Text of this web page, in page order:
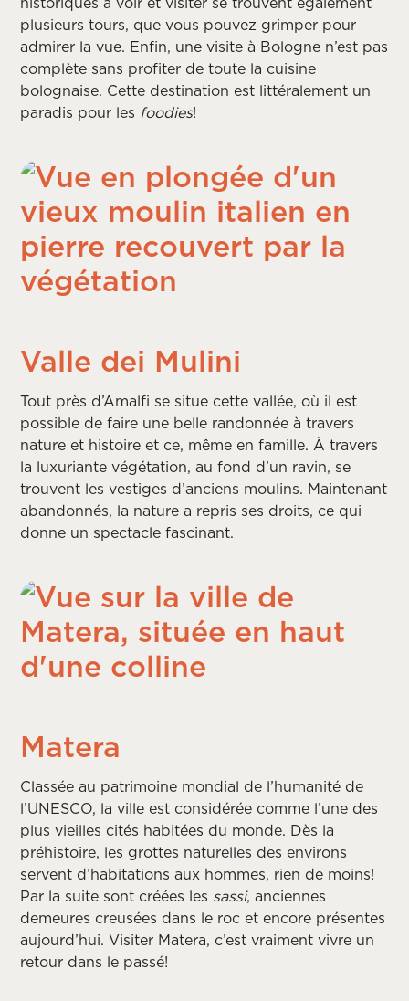
plusieurs tours, que vous pouvez grimper pour
admirer la vue. Enfin, une visite à Bologne n’est pas
complète sans profiter de toute la cuisine
bolognaise. Cette destination est littéralement un
paradis pour les foodies!
Valle dei Mulini
Tout près d’Amalfi se situe cette vallée, où il est
possible de faire une belle randonnée à travers
nature et histoire et ce, même en famille. À travers
la luxuriante végétation, au fond d’un ravin, se
trouvent les vestiges d’anciens moulins. Maintenant
abandonnés, la nature a repris ses droits, ce qui
donne un spectacle fascinant.
Matera
Classée au patrimoine mondial de l’humanité de
l’UNESCO, la ville est considérée comme l’une des
plus vieilles cités habitées du monde. Dès la
préhistoire, les grottes naturelles des environs
servent d’habitations aux hommes, rien de moins!
Par la suite sont créées les sassi, anciennes
demeures creusées dans le roc et encore présentes
aujourd’hui. Visiter Matera, c’est vraiment vivre un
retour dans le passé!